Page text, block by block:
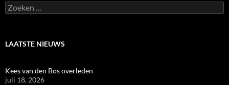
Zoeken
naar:
LAATSTE NIEUWS
Kees van den Bos overleden
juli 18, 2026